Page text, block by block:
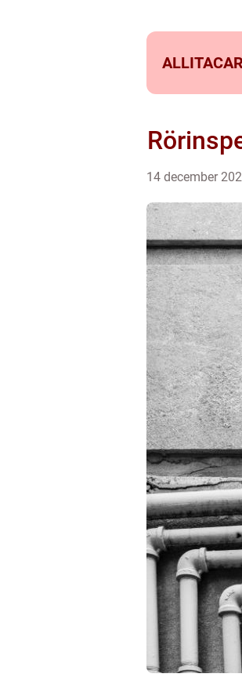
14 december